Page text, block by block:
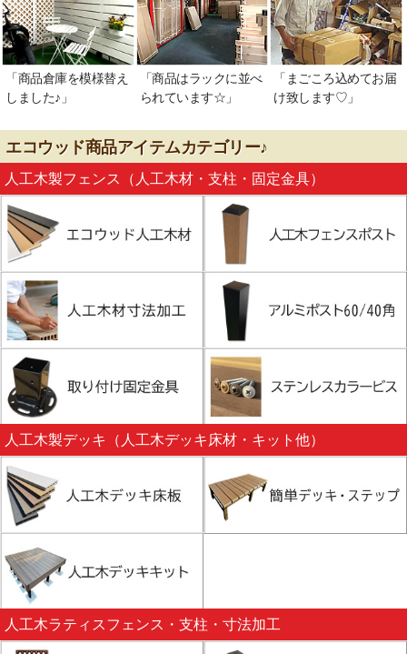
「商品倉庫を模様替え
しました♪」
「商品はラックに並べ
られています☆」
「まごころ込めてお届
け致します♡」
エコウッド商品アイテムカテゴリー♪
人工木製フェンス（人工木材・支柱・固定金具）
人工木製デッキ（人工木デッキ床材・キット他）
人工木ラティスフェンス・支柱・寸法加工